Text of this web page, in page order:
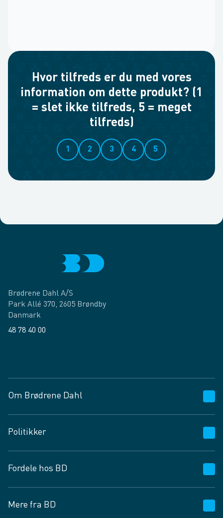
Hvor tilfreds er du med vores
information om dette produkt? (1
= slet ikke tilfreds, 5 = meget
tilfreds)
1 2 3 4 5
Brødrene Dahl A/S
Park Allé 370, 2605 Brøndby
Danmark
48 78 40 00
Om Brødrene Dahl
Vagttelefon 30 10 89 89
Spørgsmål og svar
Job og karriere
Fødevarekontrolrapport
Politikker
Privatlivspolitik
Cookies
Vilkår og betingelser
Fordele hos BD
BD app
Mere fra BD